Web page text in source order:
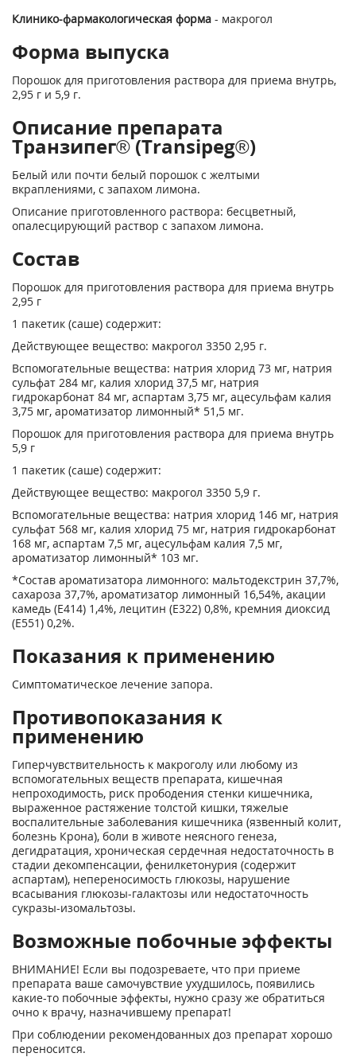
Клинико-фармакологическая форма - макрогол
Форма выпуска
Порошок для приготовления раствора для приема внутрь,
2,95 г и 5,9 г.
Описание препарата
Транзипег® (Transipeg®)
Белый или почти белый порошок с желтыми
вкраплениями, с запахом лимона.
Описание приготовленного раствора: бесцветный,
опалесцирующий раствор с запахом лимона.
Состав
Порошок для приготовления раствора для приема внутрь
2,95 г
1 пакетик (саше) содержит:
Действующее вещество: макрогол 3350 2,95 г.
Вспомогательные вещества: натрия хлорид 73 мг, натрия
сульфат 284 мг, калия хлорид 37,5 мг, натрия
гидрокарбонат 84 мг, аспартам 3,75 мг, ацесульфам калия
3,75 мг, ароматизатор лимонный* 51,5 мг.
Порошок для приготовления раствора для приема внутрь
5,9 г
1 пакетик (саше) содержит:
Действующее вещество: макрогол 3350 5,9 г.
Вспомогательные вещества: натрия хлорид 146 мг, натрия
сульфат 568 мг, калия хлорид 75 мг, натрия гидрокарбонат
168 мг, аспартам 7,5 мг, ацесульфам калия 7,5 мг,
ароматизатор лимонный* 103 мг.
*Состав ароматизатора лимонного: мальтодекстрин 37,7%,
сахароза 37,7%, ароматизатор лимонный 16,54%, акации
камедь (Е414) 1,4%, лецитин (Е322) 0,8%, кремния диоксид
(Е551) 0,2%.
Показания к применению
Симптоматическое лечение запора.
Противопоказания к
применению
Гиперчувствительность к макроголу или любому из
вспомогательных веществ препарата, кишечная
непроходимость, риск прободения стенки кишечника,
выраженное растяжение толстой кишки, тяжелые
воспалительные заболевания кишечника (язвенный колит,
болезнь Крона), боли в животе неясного генеза,
дегидратация, хроническая сердечная недостаточность в
стадии декомпенсации, фенилкетонурия (содержит
аспартам), непереносимость глюкозы, нарушение
всасывания глюкозы-галактозы или недостаточность
сукразы-изомальтозы.
Возможные побочные эффекты
ВНИМАНИЕ! Если вы подозреваете, что при приеме
препарата ваше самочувствие ухудшилось, появились
какие-то побочные эффекты, нужно сразу же обратиться
очно к врачу, назначившему препарат!
При соблюдении рекомендованных доз препарат хорошо
переносится.